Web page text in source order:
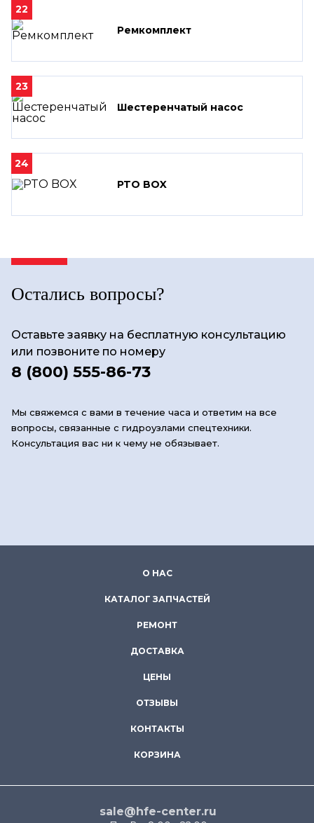
22
Ремкомплект
23
Шестеренчатый насос
24
PTO BOX
Остались вопросы?
Оставьте заявку на бесплатную консультацию
или позвоните по номеру
8 (800) 555-86-73
Мы свяжемся с вами в течение часа и ответим на все
вопросы, связанные с гидроузлами спецтехники.
Консультация вас ни к чему не обязывает.
О НАС
КАТАЛОГ ЗАПЧАСТЕЙ
РЕМОНТ
ДОСТАВКА
ЦЕНЫ
ОТЗЫВЫ
КОНТАКТЫ
КОРЗИНА
sale@hfe-center.ru